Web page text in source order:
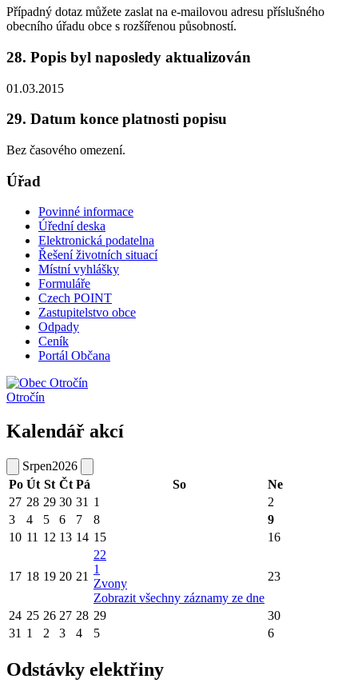
Případný dotaz můžete zaslat na e-mailovou adresu příslušného
obecního úřadu obce s rozšířenou působností.
28. Popis byl naposledy aktualizován
01.03.2015
29. Datum konce platnosti popisu
Bez časového omezení.
Úřad
Povinné informace
Úřední deska
Elektronická podatelna
Řešení životních situací
Místní vyhlášky
Formuláře
Czech POINT
Zastupitelstvo obce
Odpady
Ceník
Portál Občana
Otročín
Kalendář akcí
Srpen2026
Po Út St Čt Pá So
Ne
27 28 29 30 31 1
2
3
4 5 6 7 8
9
10 11 12 13 14 15 16
17 18 19 20 21
22
1
Zvony
Zobrazit všechny záznamy ze dne
23
24 25 26 27 28 29
30
31 1 2 3 4 5 6
Odstávky elektřiny